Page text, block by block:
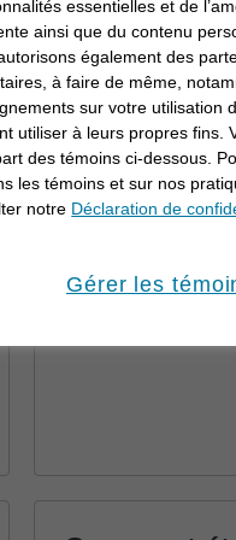
Pourquoi
conseiller
Découvrez
investissement
vos objectifs au
financière et de
essentielles et de
ainsi que du contenu
également des
à faire de même,
sur votre utilisation
utiliser à leurs propres fins.
des témoins ci-dessous.
les témoins et sur nos
notre Déclaration de
Gérer les